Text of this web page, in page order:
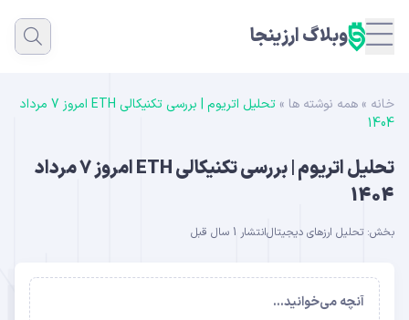
وبلاگ ارزینجا
خانه » همه نوشته ها »
تحلیل اتریوم | بررسی تکنیکالی ETH امروز 7 مرداد
1404
تحلیل اتریوم | بررسی تکنیکالی ETH امروز 7 مرداد
1404
بخش: تحلیل ارزهای دیجیتالانتشار 1 سال قبل
آنچه می‌خوانید...